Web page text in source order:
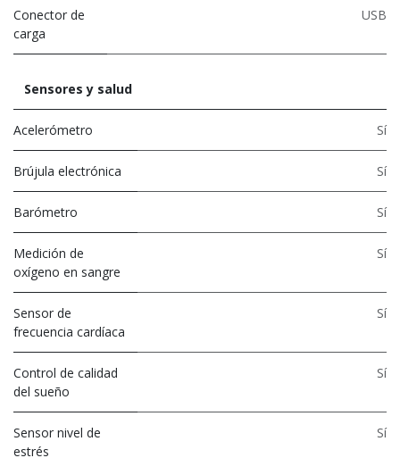
Conector de
carga
USB
Sensores y salud
Acelerómetro Sí
Brújula electrónica Sí
Barómetro Sí
Medición de
oxígeno en sangre
Sí
Sensor de
frecuencia cardíaca
Sí
Control de calidad
del sueño
Sí
Sensor nivel de
estrés
Sí